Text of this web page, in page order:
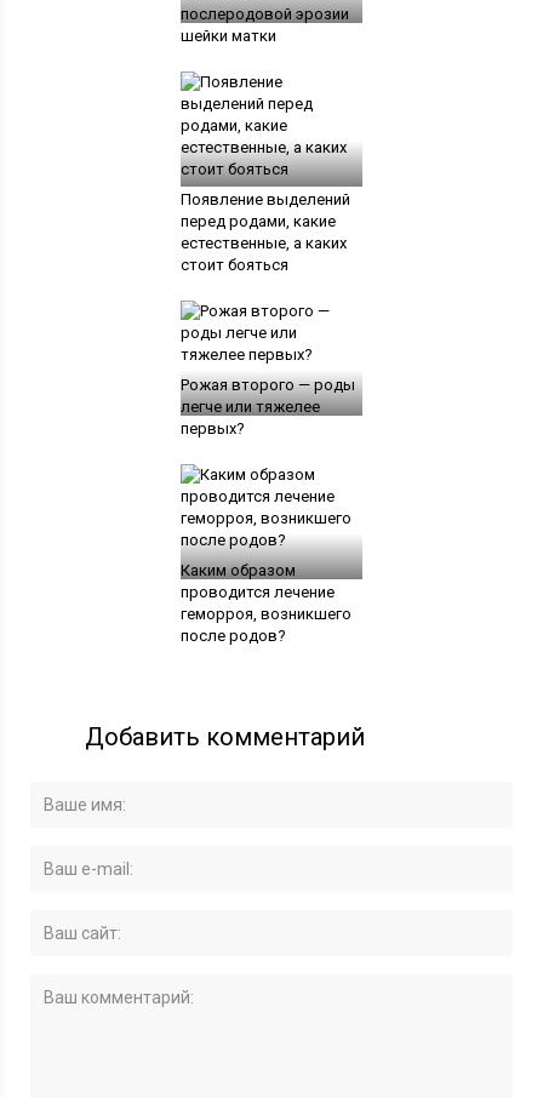
послеродовой эрозии
шейки матки
Появление выделений
перед родами, какие
естественные, а каких
стоит бояться
Рожая второго — роды
легче или тяжелее
первых?
Каким образом
проводится лечение
геморроя, возникшего
после родов?
Добавить комментарий